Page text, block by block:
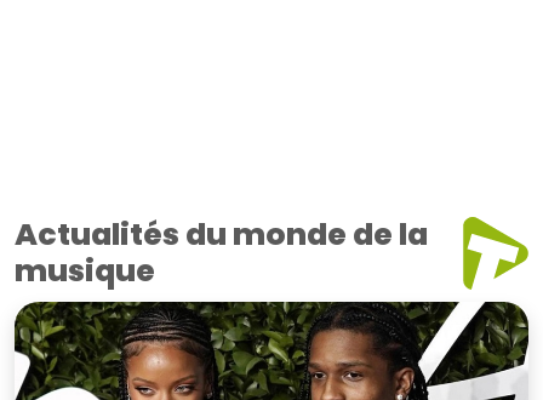
Actualités du monde de la
musique